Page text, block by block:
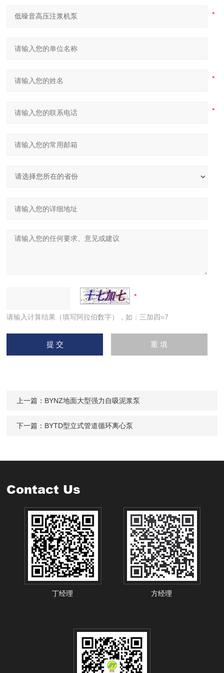
请输入计算结果（填写阿拉伯数字），如：三加四=7
上一篇： BYNZ地面大型强力自吸泥浆泵
下一篇： BYTD型立式管道循环离心泵
Contact Us
丁经理 方经理